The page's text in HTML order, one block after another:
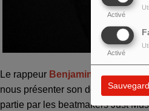
Activé
Activé
Le rappeur Benjamin Eppsétait
nous présenter son dernier EP
partie par les beatmakers Just